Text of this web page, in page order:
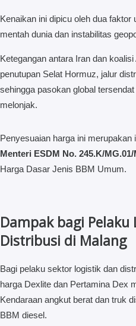
Kenaikan ini dipicu oleh dua
mentah dunia dan instabilitas
Ketegangan antara Iran dan
penutupan Selat Hormuz, jalur
sehingga pasokan global
melonjak.
Penyesuaian harga ini merupakan
Menteri ESDM No. 245.K/
Harga Dasar Jenis BBM Umum.
Dampak bagi Pelaku
Distribusi di Malang
Bagi pelaku sektor logistik dan
harga Dexlite dan Pertamina Dex
Kendaraan angkut berat dan truk
BBM diesel.